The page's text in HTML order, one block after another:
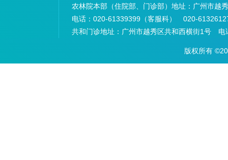
农林院本部（住院部、门诊部）地址： 广州市越
电话： 020-61339399（客服科） 020-
共和门诊地址： 广州市越秀区共和西横街1号 电
版权所有